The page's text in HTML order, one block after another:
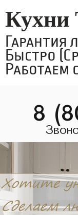
Кухни
Гарантия
Быстро
Работаем
8